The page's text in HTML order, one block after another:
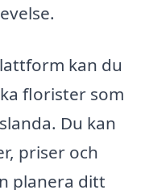
kan du
florister som
Du kan
priser och
planera ditt